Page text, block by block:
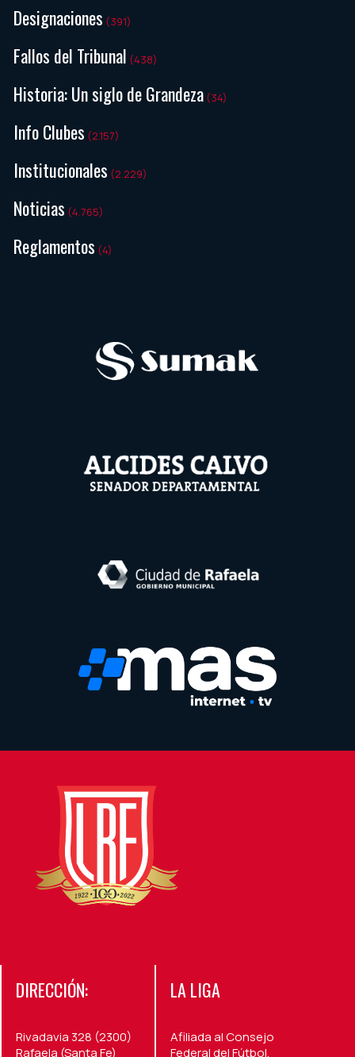
Designaciones (391)
Fallos del Tribunal (438)
Historia: Un siglo de Grandeza (34)
Info Clubes (2.157)
Institucionales (2.229)
Noticias (4.765)
Reglamentos (4)
DIRECCIÓN:
Rivadavia 328 (2300)
Rafaela (Santa Fe)
LA LIGA
Afiliada al Consejo
Federal del Fútbol,